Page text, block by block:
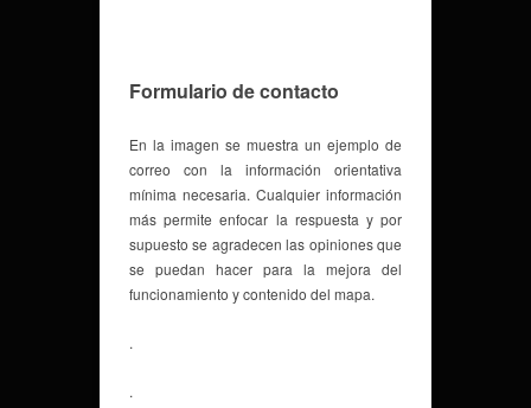
Formulario de contacto
En la imagen se muestra un ejemplo de
correo con la información orientativa
mínima necesaria. Cualquier información
más permite enfocar la respuesta y por
supuesto se agradecen las opiniones que
se puedan hacer para la mejora del
funcionamiento y contenido del mapa.
.
.